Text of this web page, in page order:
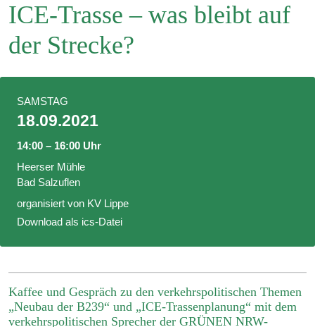
ICE-Trasse – was bleibt auf
der Strecke?
Kaffee und Gespräch zu den verkehrspolitischen Themen
„Neubau der B239“ und „ICE-Trassenplanung“ mit dem
verkehrspolitischen Sprecher der GRÜNEN NRW-
SAMSTAG
18.09.2021
14:00 – 16:00 Uhr
Heerser Mühle
Bad Salzuflen
organisiert von KV Lippe
Download als ics-Datei